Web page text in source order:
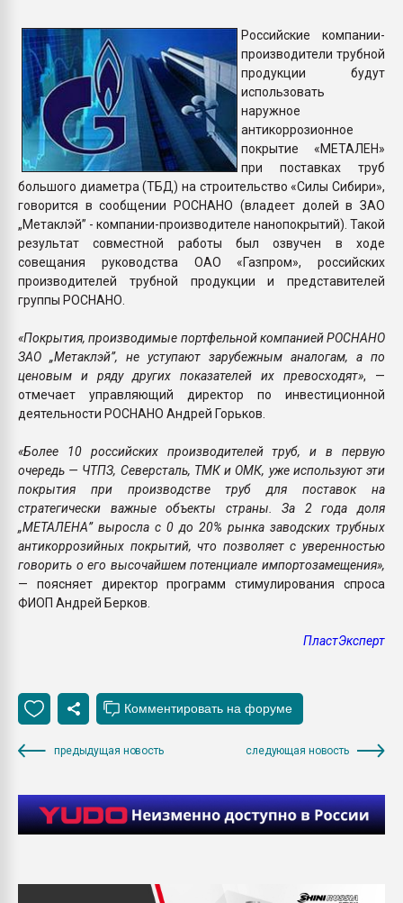
ПЕРЕЙТИ НА
Российские компании-
производители трубной
продукции будут
использовать
наружное
антикоррозионное
покрытие «МЕТАЛЕН»
при поставках труб
большого диаметра (ТБД) на строительство «Силы Сибири»,
говорится в сообщении РОСНАНО (владеет долей в ЗАО
„Метаклэй” - компании-производителе нанопокрытий). Такой
результат совместной работы был озвучен в ходе
совещания руководства ОАО «Газпром», российских
производителей трубной продукции и представителей
группы РОСНАНО.
«Покрытия, производимые портфельной компанией РОСНАНО
ЗАО „Метаклэй”, не уступают зарубежным аналогам, а по
ценовым и ряду других показателей их превосходят», —
отмечает управляющий директор по инвестиционной
деятельности РОСНАНО Андрей Горьков.
«Более 10 российских производителей труб, и в первую
очередь — ЧТПЗ, Северсталь, ТМК и ОМК, уже используют эти
покрытия при производстве труб для поставок на
стратегически важные объекты страны. За 2 года доля
„МЕТАЛЕНА” выросла с 0 до 20% рынка заводских трубных
антикоррозийных покрытий, что позволяет с уверенностью
говорить о его высочайшем потенциале импортозамещения»,
— поясняет директор программ стимулирования спроса
ФИОП Андрей Берков.
ПластЭксперт
предыдущая новость следующая новость